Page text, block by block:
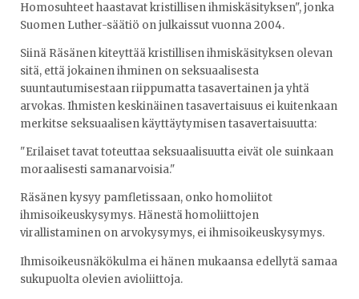
Homosuhteet haastavat kristillisen ihmiskäsityksen", jonka
Suomen Luther-säätiö on julkaissut vuonna 2004.
Siinä Räsänen kiteyttää kristillisen ihmiskäsityksen olevan
sitä, että jokainen ihminen on seksuaalisesta
suuntautumisestaan riippumatta tasavertainen ja yhtä
arvokas. Ihmisten keskinäinen tasavertaisuus ei kuitenkaan
merkitse seksuaalisen käyttäytymisen tasavertaisuutta:
"Erilaiset tavat toteuttaa seksuaalisuutta eivät ole suinkaan
moraalisesti samanarvoisia."
Räsänen kysyy pamfletissaan, onko homoliitot
ihmisoikeuskysymys. Hänestä homoliittojen
virallistaminen on arvokysymys, ei ihmisoikeuskysymys.
Ihmisoikeusnäkökulma ei hänen mukaansa edellytä samaa
sukupuolta olevien avioliittoja.